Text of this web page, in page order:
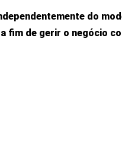
do
fim de gerir o negócio